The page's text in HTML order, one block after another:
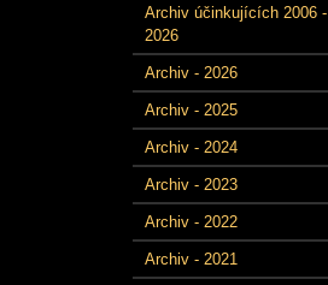
Archiv účinkujících 2006 -
2026
Archiv - 2026
Archiv - 2025
Archiv - 2024
Archiv - 2023
Archiv - 2022
Archiv - 2021